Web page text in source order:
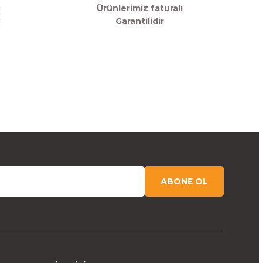
Ürünlerimiz faturalı
Garantilidir
ABONE OL